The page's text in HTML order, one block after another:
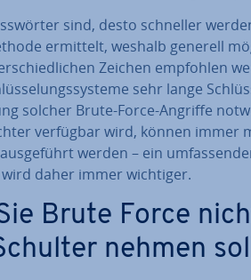
sind, desto schneller
ermittelt, weshalb generell
Zeichen empfohlen
sehr lange
solcher Brute-Force-Angriffe
verfügbar wird, können immer
werden – ein
daher immer wichtiger.
Brute Force
nehmen